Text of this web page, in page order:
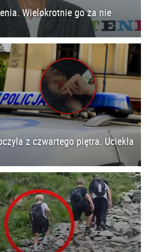
Wielokrotnie go za nie
z czwartego piętra. Uciekła